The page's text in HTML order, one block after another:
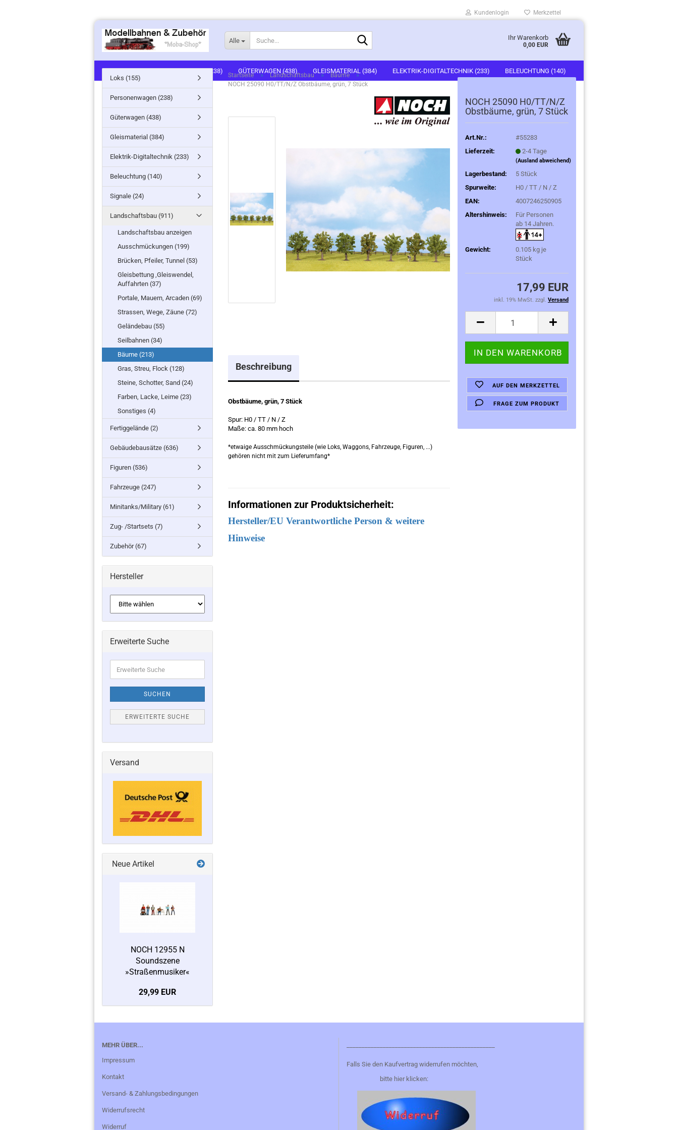
Kundenlogin
Konto erstellen
Passwort vergessen?
Merkzettel
Alle Ihr Warenkorb
0,00 EUR
LOKS (155) PERSONENWAGEN (238) GÜTERWAGEN (438) GLEISMATERIAL (384) ELEKTRIK-DIGITALTECHNIK (233) BELEUCHTUNG (140)
Startseite » Landschaftsbau » Bäume »
NOCH 25090 H0/TT/N/Z Obstbäume, grün, 7 Stück
NOCH 25090 H0/TT/N/Z
Obstbäume, grün, 7 Stück
Art.Nr.:
#55283
Lieferzeit:
2-4 Tage
(Ausland abweichend)
Lagerbestand: 5Stück
Spurweite:
H0 / TT / N / Z
EAN:
4007246250905
Altershinweis:
Für Personen
ab 14 Jahren.
Gewicht: 0.105 kg je
Stück
17,99 EUR
inkl. 19% MwSt. zzgl. Versand
AUF DEN MERKZETTEL
FRAGE ZUM PRODUKT
Beschreibung
Obstbäume, grün, 7 Stück
Spur: H0 / TT / N / Z
Maße: ca. 80 mm hoch
*etwaige Ausschmückungsteile (wie Loks, Waggons, Fahrzeuge, Figuren, ...)
gehören nicht mit zum Lieferumfang*
Informationen zur Produktsicherheit:
Hersteller/EU Verantwortliche Person & weitere
Hinweise
Loks (155)
Personenwagen (238)
Güterwagen (438)
Gleismaterial (384)
Elektrik-Digitaltechnik (233)
Beleuchtung (140)
Signale (24)
Landschaftsbau (911)
Landschaftsbau anzeigen
Ausschmückungen (199)
Brücken, Pfeiler, Tunnel (53)
Gleisbettung ,Gleiswendel,
Auffahrten (37)
Portale, Mauern, Arcaden (69)
Strassen, Wege, Zäune (72)
Geländebau (55)
Seilbahnen (34)
Bäume (213)
Gras, Streu, Flock (128)
Steine, Schotter, Sand (24)
Farben, Lacke, Leime (23)
Sonstiges (4)
Fertiggelände (2)
Gebäudebausätze (636)
Figuren (536)
Fahrzeuge (247)
Minitanks/Military (61)
Zug- /Startsets (7)
Zubehör (67)
Hersteller
Erweiterte Suche
Suche
SUCHEN
ERWEITERTE SUCHE
Versand
Neue Artikel
NOCH 12955 N
Soundszene
»Straßenmusiker«
29,99 EUR
MEHR ÜBER...
Impressum
Kontakt
Versand- & Zahlungsbedingungen
Widerrufsrecht
Widerruf
Falls Sie den Kaufvertrag widerrufen möchten,
bitte hier klicken: